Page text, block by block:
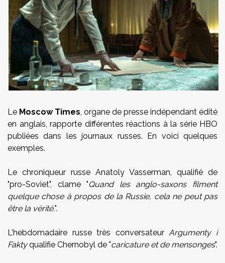
Le Moscow Times, organe de presse indépendant édité
en anglais, rapporte différentes réactions à la série HBO
publiées dans les journaux russes. En voici quelques
exemples.
Le chroniqueur russe Anatoly Vasserman, qualifié de
"pro-Soviet", clame "Quand les anglo-saxons filment
quelque chose à propos de la Russie, cela ne peut pas
être la vérité.".
L'hebdomadaire russe très conversateurArgumenty i
Faktyqualifie Chernobyl de "caricature et de mensonges".